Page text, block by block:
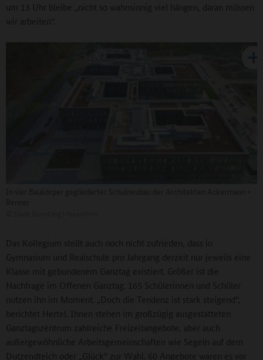
um 13 Uhr bleibe „nicht so wahnsinnig viel hängen, daran müssen
wir arbeiten“.
Das Kollegium stellt auch noch nicht zufrieden, dass in
Gymnasium und Realschule pro Jahrgang derzeit nur jeweils eine
Klasse mit gebundenem Ganztag existiert. Größer ist die
Nachfrage im Offenen Ganztag. 165 Schülerinnen und Schüler
nutzen ihn im Moment. „Doch die Tendenz ist stark steigend“,
berichtet Hertel. Ihnen stehen im großzügig ausgestatteten
Ganztagszentrum zahlreiche Freizeitangebote, aber auch
außergewöhnliche Arbeitsgemeinschaften wie Segeln auf dem
Dutzendteich oder „Glück“ zur Wahl. 60 Angebote waren es vor